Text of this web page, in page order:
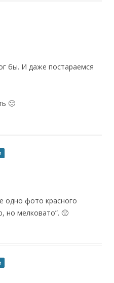
бы. И даже постараемся
🙁
одно фото красного
но мелковато”. 🙁